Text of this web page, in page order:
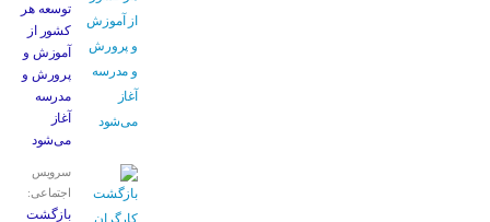
توسعه هر
کشور از
آموزش و
پرورش و
مدرسه
آغاز
می‌شود
سرویس
اجتماعی:
بازگشت